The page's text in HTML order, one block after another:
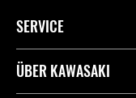
SERVICE
Kontaktiere uns
ÜBER KAWASAKI